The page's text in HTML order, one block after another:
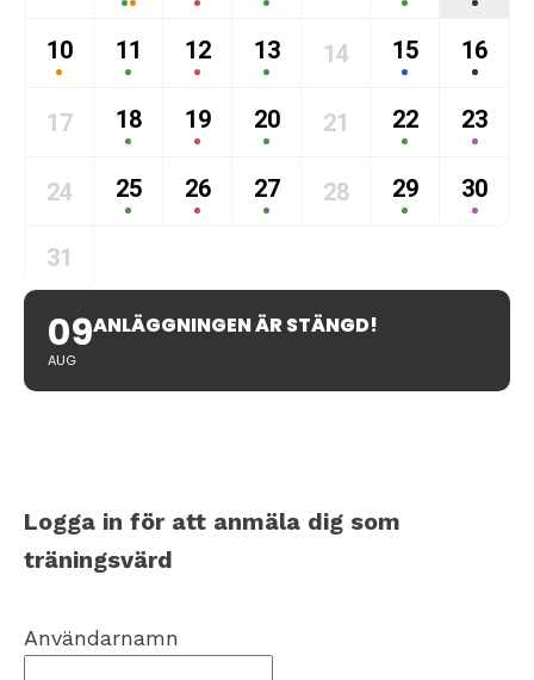
10 11 12 13 14 15 16
17 18 19 20 21 22 23
24 25 26 27 28 29 30
31
09
AUG
ANLÄGGNINGEN ÄR STÄNGD!
Logga in för att anmäla dig som
träningsvärd
Användarnamn